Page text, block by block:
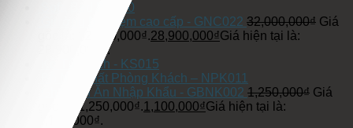
Sofa Bed BE020
Giường bọc nệm cao cấp - GNC022 32,000,000₫ Giá
gốc là: 32,000,000₫.28,900,000₫Giá hiện tại là:
28,900,000₫.
Kệ Túi Xách - KS015
Bộ Nội Thất Phòng Khách – NPK011
Ghế Bàn Ăn Nhập Khẩu - GBNK002 1,250,000₫ Giá
gốc là: 1,250,000₫.1,100,000₫Giá hiện tại là:
1,100,000₫.